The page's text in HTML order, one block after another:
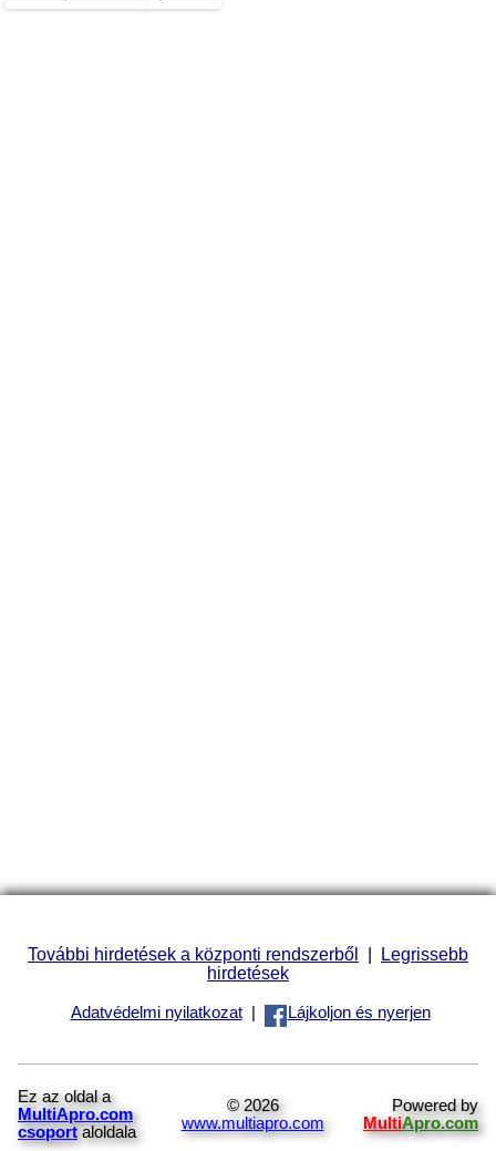
További hirdetések a központi rendszerből | Legrissebb
hirdetések
Adatvédelmi nyilatkozat| Lájkoljon és nyerjen
Ez az oldal a
MultiApro.com
csoport aloldala
© 2026
www.multiapro.com
Powered by
MultiApro.com